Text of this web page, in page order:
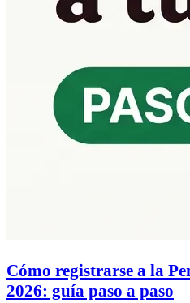
Cómo registrarse a la
2026: guía paso a paso